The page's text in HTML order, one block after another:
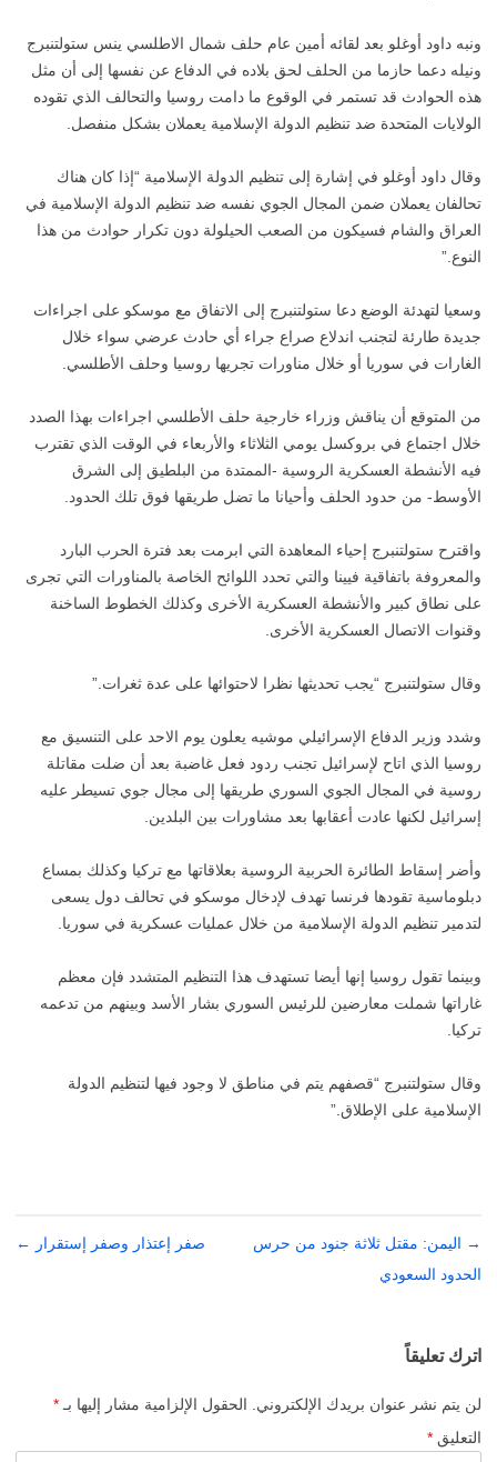
ونبه داود أوغلو بعد لقائه أمين عام حلف شمال الاطلسي ينس ستولتنبرج
ونيله دعما حازما من الحلف لحق بلاده في الدفاع عن نفسها إلى أن مثل
هذه الحوادث قد تستمر في الوقوع ما دامت روسيا والتحالف الذي تقوده
الولايات المتحدة ضد تنظيم الدولة الإسلامية يعملان بشكل منفصل.
وقال داود أوغلو في إشارة إلى تنظيم الدولة الإسلامية “إذا كان هناك
تحالفان يعملان ضمن المجال الجوي نفسه ضد تنظيم الدولة الإسلامية في
العراق والشام فسيكون من الصعب الحيلولة دون تكرار حوادث من هذا
النوع.”
وسعيا لتهدئة الوضع دعا ستولتنبرج إلى الاتفاق مع موسكو على اجراءات
جديدة طارئة لتجنب اندلاع صراع جراء أي حادث عرضي سواء خلال
الغارات في سوريا أو خلال مناورات تجريها روسيا وحلف الأطلسي.
من المتوقع أن يناقش وزراء خارجية حلف الأطلسي اجراءات بهذا الصدد
خلال اجتماع في بروكسل يومي الثلاثاء والأربعاء في الوقت الذي تقترب
فيه الأنشطة العسكرية الروسية -الممتدة من البلطيق إلى الشرق
الأوسط- من حدود الحلف وأحيانا ما تضل طريقها فوق تلك الحدود.
واقترح ستولتنبرج إحياء المعاهدة التي ابرمت بعد فترة الحرب البارد
والمعروفة باتفاقية فيينا والتي تحدد اللوائح الخاصة بالمناورات التي تجرى
على نطاق كبير والأنشطة العسكرية الأخرى وكذلك الخطوط الساخنة
وقنوات الاتصال العسكرية الأخرى.
وقال ستولتنبرج “يجب تحديثها نظرا لاحتوائها على عدة ثغرات.”
وشدد وزير الدفاع الإسرائيلي موشيه يعلون يوم الاحد على التنسيق مع
روسيا الذي اتاح لإسرائيل تجنب ردود فعل غاضبة بعد أن ضلت مقاتلة
روسية في المجال الجوي السوري طريقها إلى مجال جوي تسيطر عليه
إسرائيل لكنها عادت أعقابها بعد مشاورات بين البلدين.
وأضر إسقاط الطائرة الحربية الروسية بعلاقاتها مع تركيا وكذلك بمساع
دبلوماسية تقودها فرنسا تهدف لإدخال موسكو في تحالف دول يسعى
لتدمير تنظيم الدولة الإسلامية من خلال عمليات عسكرية في سوريا.
وبينما تقول روسيا إنها أيضا تستهدف هذا التنظيم المتشدد فإن معظم
غاراتها شملت معارضين للرئيس السوري بشار الأسد وبينهم من تدعمه
تركيا.
وقال ستولتنبرج “قصفهم يتم في مناطق لا وجود فيها لتنظيم الدولة
الإسلامية على الإطلاق.”
تصفّح
المقالات
→ اليمن: مقتل ثلاثة جنود من حرس
الحدود السعودي
صفر إعتذار وصفر إستقرار ←
اترك تعليقاً
لن يتم نشر عنوان بريدك الإلكتروني. الحقول الإلزامية مشار إليها بـ *
التعليق *